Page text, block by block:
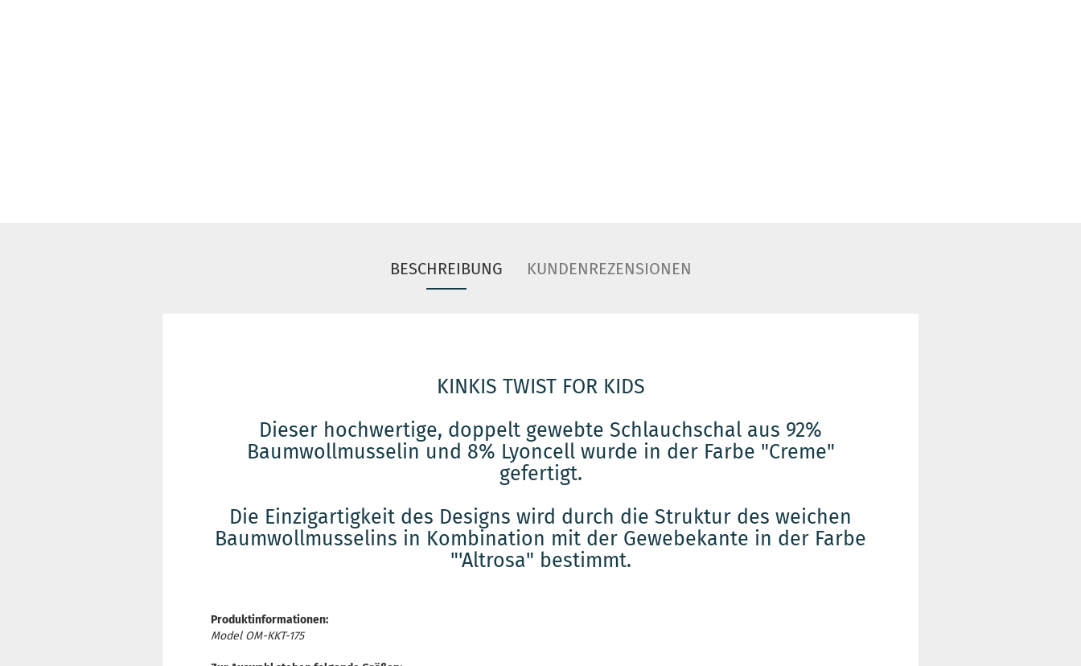
BESCHREIBUNG KUNDENREZENSIONEN
KINKIS TWIST FOR KIDS
Dieser hochwertige, doppelt gewebte Schlauchschal aus 92%
Baumwollmusselin und 8% Lyoncell wurde in der Farbe "Creme"
gefertigt.
Die Einzigartigkeit des Designs wird durch die Struktur des weichen
Baumwollmusselins in Kombination mit der Gewebekante in der Farbe
"'Altrosa" bestimmt.
Produktinformationen:
Model OM-KKT-175